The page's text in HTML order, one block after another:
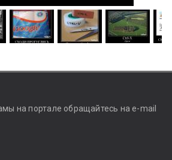
на портале обращайтесь на e-mail